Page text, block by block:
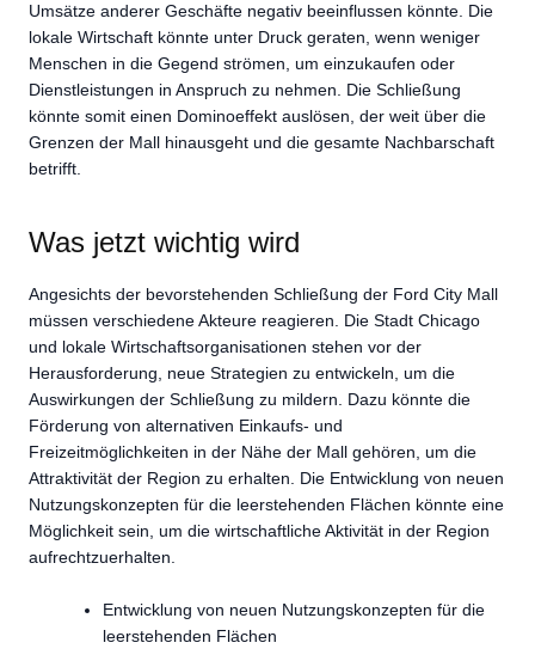
Umsätze anderer Geschäfte negativ beeinflussen könnte. Die
lokale Wirtschaft könnte unter Druck geraten, wenn weniger
Menschen in die Gegend strömen, um einzukaufen oder
Dienstleistungen in Anspruch zu nehmen. Die Schließung
könnte somit einen Dominoeffekt auslösen, der weit über die
Grenzen der Mall hinausgeht und die gesamte Nachbarschaft
betrifft.
Was jetzt wichtig wird
Angesichts der bevorstehenden Schließung der Ford City Mall
müssen verschiedene Akteure reagieren. Die Stadt Chicago
und lokale Wirtschaftsorganisationen stehen vor der
Herausforderung, neue Strategien zu entwickeln, um die
Auswirkungen der Schließung zu mildern. Dazu könnte die
Förderung von alternativen Einkaufs- und
Freizeitmöglichkeiten in der Nähe der Mall gehören, um die
Attraktivität der Region zu erhalten. Die Entwicklung von neuen
Nutzungskonzepten für die leerstehenden Flächen könnte eine
Möglichkeit sein, um die wirtschaftliche Aktivität in der Region
aufrechtzuerhalten.
Entwicklung von neuen Nutzungskonzepten für die
leerstehenden Flächen